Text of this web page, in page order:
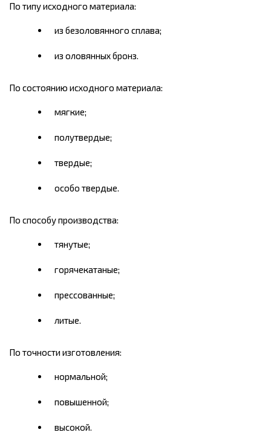
По типу исходного материала:
из безоловянного сплава;
из оловянных бронз.
По состоянию исходного материала:
мягкие;
полутвердые;
твердые;
особо твердые.
По способу производства:
тянутые;
горячекатаные;
прессованные;
литые.
По точности изготовления:
нормальной;
повышенной;
высокой.